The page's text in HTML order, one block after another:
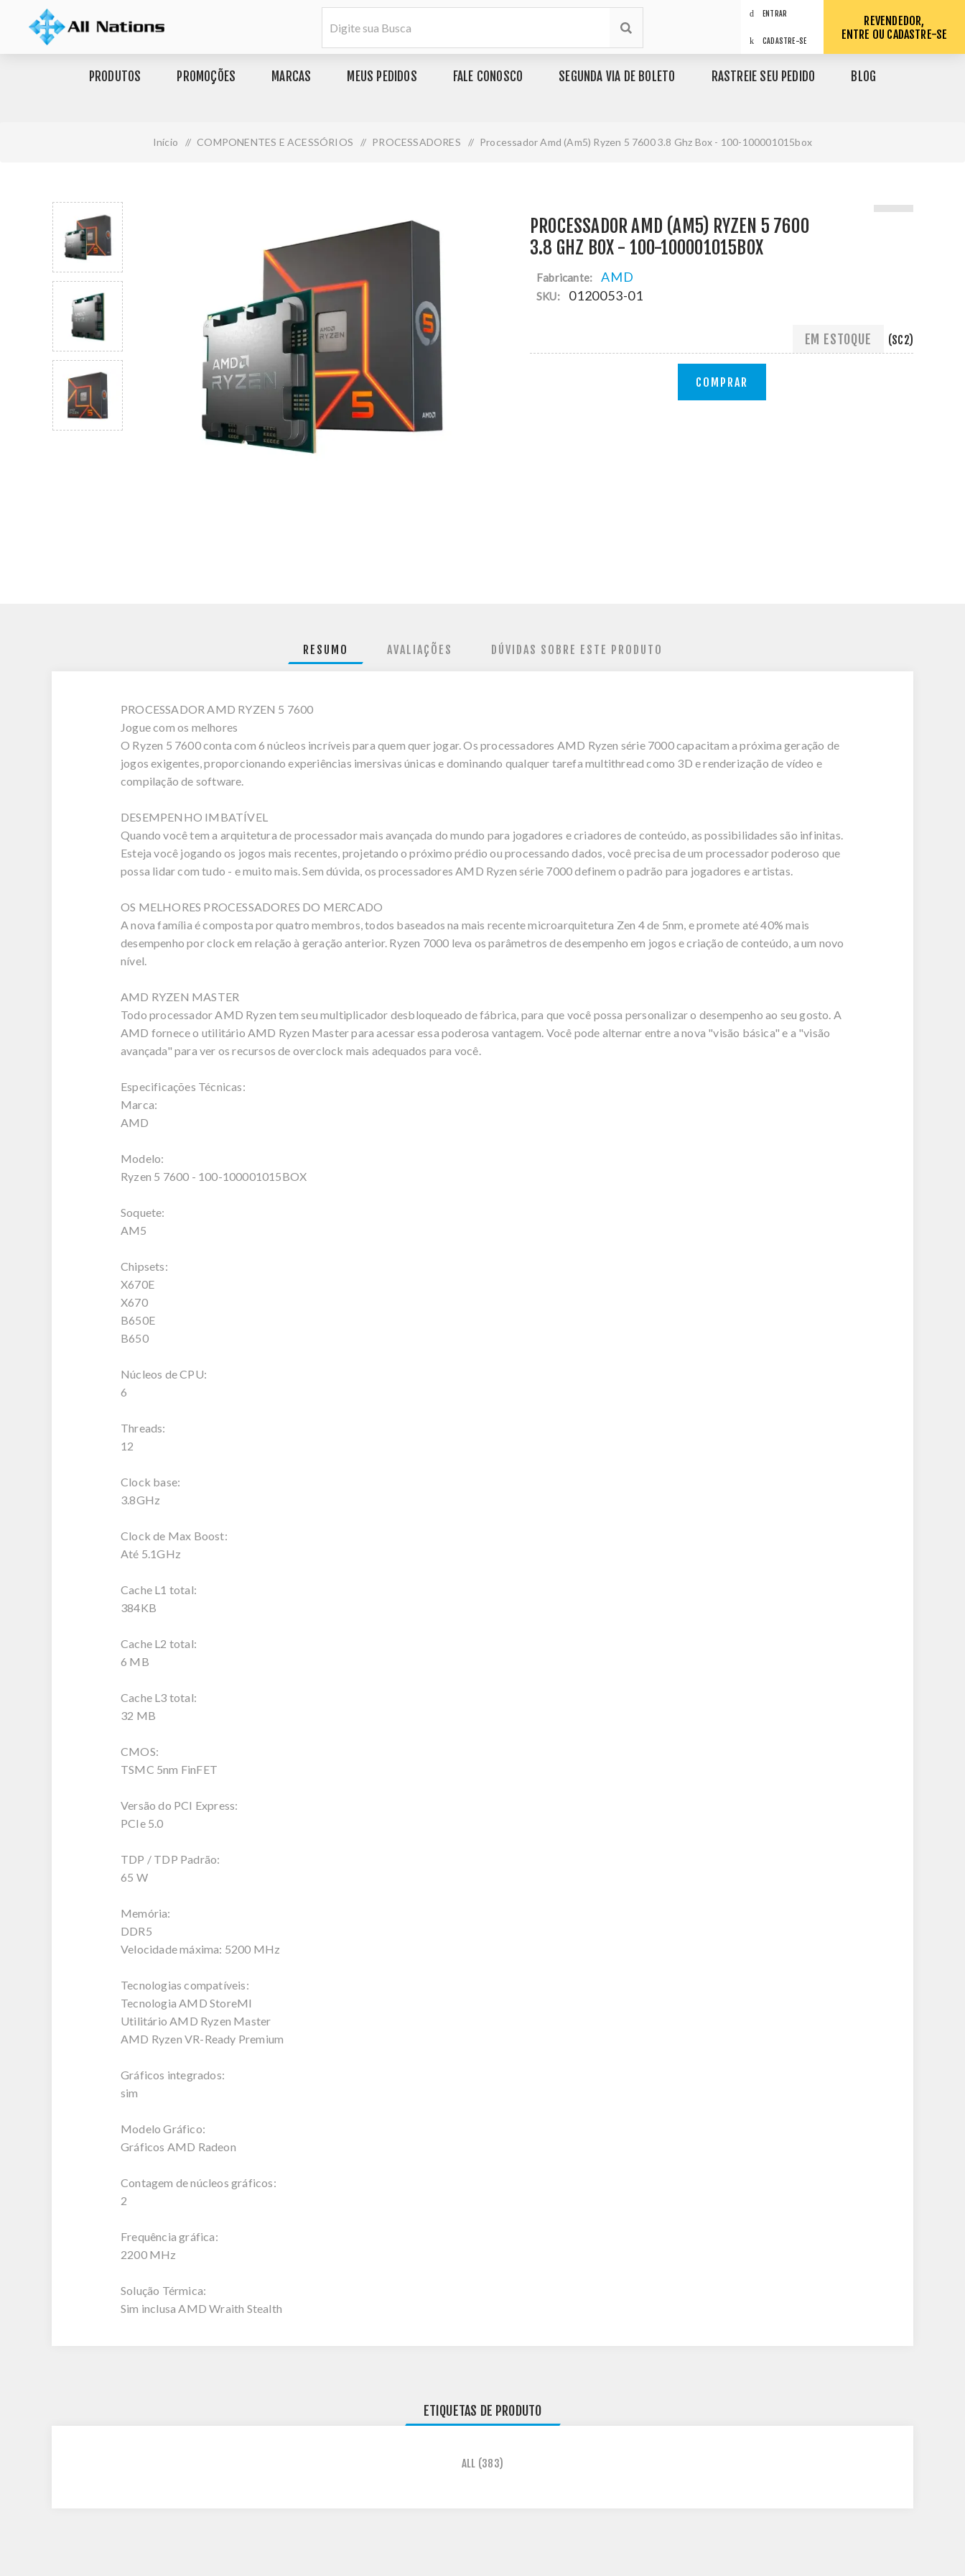
ENTRAR
CADASTRE-SE
REVENDEDOR,
ENTRE OU CADASTRE-SE
PRODUTOS PROMOÇÕES MARCAS MEUS PEDIDOS FALE CONOSCO SEGUNDA VIA DE BOLETO RASTREIE SEU PEDIDO BLOG
Início / COMPONENTES E ACESSÓRIOS / PROCESSADORES / Processador Amd (Am5) Ryzen 5 7600 3.8 Ghz Box - 100-100001015box
PROCESSADOR AMD (AM5) RYZEN 5 7600
3.8 GHZ BOX - 100-100001015BOX
Fabricante: AMD
SKU: 0120053-01
EM ESTOQUE (SC2)
COMPRAR
RESUMO AVALIAÇÕES DÚVIDAS SOBRE ESTE PRODUTO
PROCESSADOR AMD RYZEN 5 7600
Jogue com os melhores
O Ryzen 5 7600 conta com 6 núcleos incríveis para quem quer jogar. Os processadores AMD Ryzen série 7000 capacitam a próxima geração de
jogos exigentes, proporcionando experiências imersivas únicas e dominando qualquer tarefa multithread como 3D e renderização de vídeo e
compilação de software.
DESEMPENHO IMBATÍVEL
Quando você tem a arquitetura de processador mais avançada do mundo para jogadores e criadores de conteúdo, as possibilidades são infinitas.
Esteja você jogando os jogos mais recentes, projetando o próximo prédio ou processando dados, você precisa de um processador poderoso que
possa lidar com tudo - e muito mais. Sem dúvida, os processadores AMD Ryzen série 7000 definem o padrão para jogadores e artistas.
OS MELHORES PROCESSADORES DO MERCADO
A nova família é composta por quatro membros, todos baseados na mais recente microarquitetura Zen 4 de 5nm, e promete até 40% mais
desempenho por clock em relação à geração anterior. Ryzen 7000 leva os parâmetros de desempenho em jogos e criação de conteúdo, a um novo
nível.
AMD RYZEN MASTER
Todo processador AMD Ryzen tem seu multiplicador desbloqueado de fábrica, para que você possa personalizar o desempenho ao seu gosto. A
AMD fornece o utilitário AMD Ryzen Master para acessar essa poderosa vantagem. Você pode alternar entre a nova "visão básica" e a "visão
avançada" para ver os recursos de overclock mais adequados para você.
Especificações Técnicas:
Marca:
AMD
Modelo:
Ryzen 5 7600 - 100-100001015BOX
Soquete:
AM5
Chipsets:
X670E
X670
B650E
B650
Núcleos de CPU:
6
Threads:
12
Clock base:
3.8GHz
Clock de Max Boost:
Até 5.1GHz
Cache L1 total:
384KB
Cache L2 total:
6 MB
Cache L3 total:
32 MB
CMOS:
TSMC 5nm FinFET
Versão do PCI Express:
PCIe 5.0
TDP / TDP Padrão:
65 W
Memória:
DDR5
Velocidade máxima: 5200 MHz
Tecnologias compatíveis:
Tecnologia AMD StoreMI
Utilitário AMD Ryzen Master
AMD Ryzen VR-Ready Premium
Gráficos integrados:
sim
Modelo Gráfico:
Gráficos AMD Radeon
Contagem de núcleos gráficos:
2
Frequência gráfica:
2200 MHz
Solução Térmica:
Sim inclusa AMD Wraith Stealth
ETIQUETAS DE PRODUTO
ALL (383)